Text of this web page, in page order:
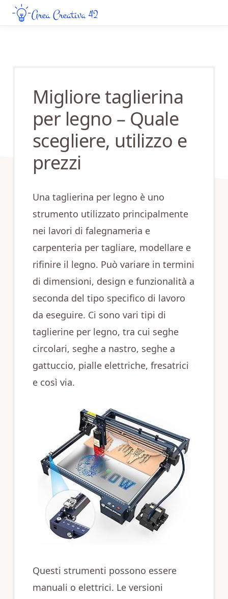
Skip
to
Skip
to
Migliore taglierina
per legno – Quale
scegliere, utilizzo e
prezzi
Una taglierina per legno è uno
strumento utilizzato principalmente
nei lavori di falegnameria e
carpenteria per tagliare, modellare e
rifinire il legno. Può variare in termini
di dimensioni, design e funzionalità a
seconda del tipo specifico di lavoro
da eseguire. Ci sono vari tipi di
taglierine per legno, tra cui seghe
circolari, seghe a nastro, seghe a
gattuccio, pialle elettriche, fresatrici
e così via.
Questi strumenti possono essere
manuali o elettrici. Le versioni